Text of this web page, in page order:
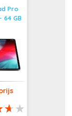
Pro
64 GB